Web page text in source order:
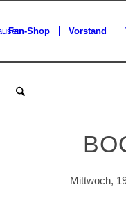
Fan-Shop Vorstand
Mittwoch,